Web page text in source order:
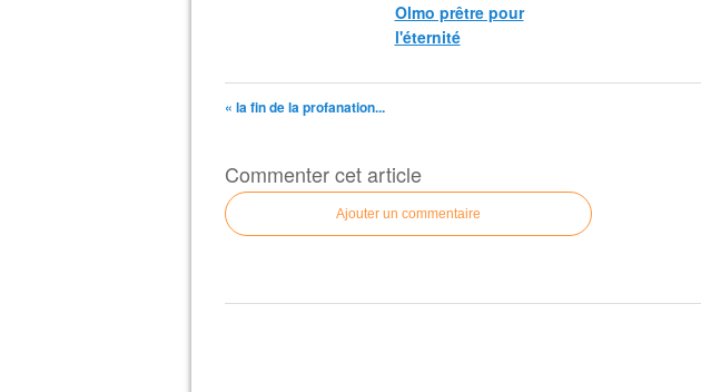
Olmo prêtre pour
l'éternité
« la fin de la profanation...
Commenter cet article
Ajouter un commentaire